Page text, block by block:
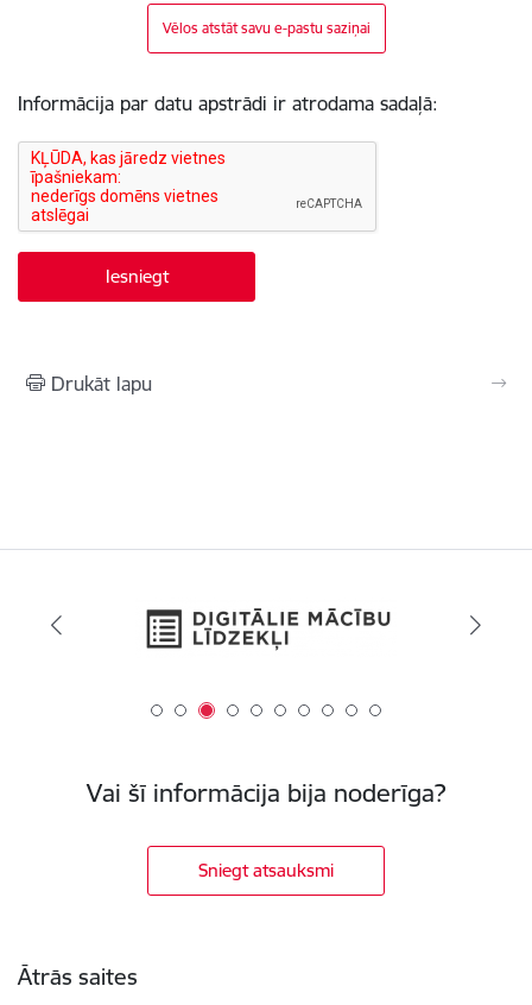
Vēlos atstāt savu e-pastu saziņai
Informācija par datu apstrādi ir atrodama sadaļā:
Drukāt lapu
Vai šī informācija bija noderīga?
Sniegt atsauksmi
Ātrās saites